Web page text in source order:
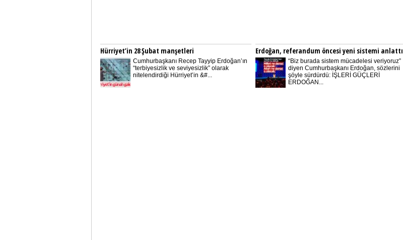
Hürriyet’in 28 Şubat manşetleri
Cumhurbaşkanı Recep Tayyip Erdoğan’ın
“terbiyesizlik ve seviyesizlik” olarak
nitelendirdiği Hürriyet’in &#...
Erdoğan, referandum öncesi yeni sistemi anlattı
“Biz burada sistem mücadelesi veriyoruz”
diyen Cumhurbaşkanı Erdoğan, sözlerini
şöyle sürdürdü: İŞLERİ GÜÇLERİ
ERDOĞAN...